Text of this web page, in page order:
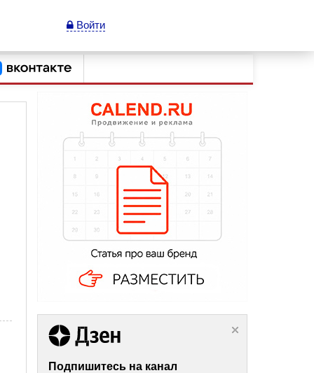
Войти
Подпишитесь на канал